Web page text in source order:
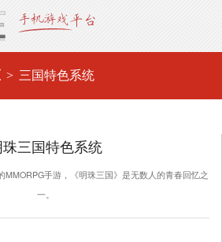
三国特色系统
珠三国特色系统
MMORPG手游，《明珠三国》是无数人的青春回忆之
一。